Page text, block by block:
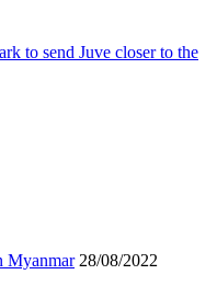
to send Juve closer to the
Myanmar 28/08/2022